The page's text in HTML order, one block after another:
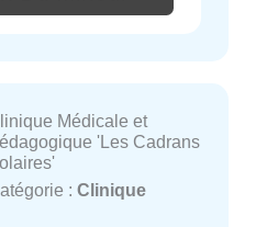
Médicale et
'Les Cadrans
: Clinique